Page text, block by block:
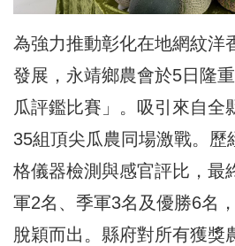
為強力推動彰化在地網紋洋
發展，永靖鄉農會於5日隆
瓜評鑑比賽」。吸引來自全
35組頂尖瓜農同場激戰。歷
格儀器檢測與感官評比，最
軍2名、季軍3名及優勝6名
脫穎而出。縣府對所有獲獎